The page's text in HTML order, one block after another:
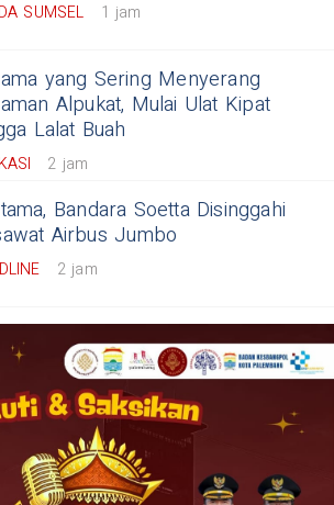
SUMSEL 1 jam
yang Sering Menyerang
Alpukat, Mulai Ulat Kipat
Lalat Buah
2 jam
Bandara Soetta Disinggahi
Airbus Jumbo
2 jam